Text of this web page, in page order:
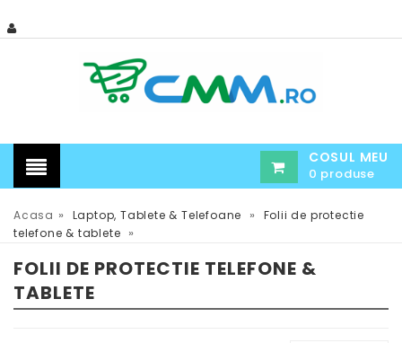
COSUL MEU
0 produse
Acasa » Laptop, Tablete & Telefoane »
Folii de protectie
telefone & tablete »
FOLII DE PROTECTIE TELEFONE &
TABLETE